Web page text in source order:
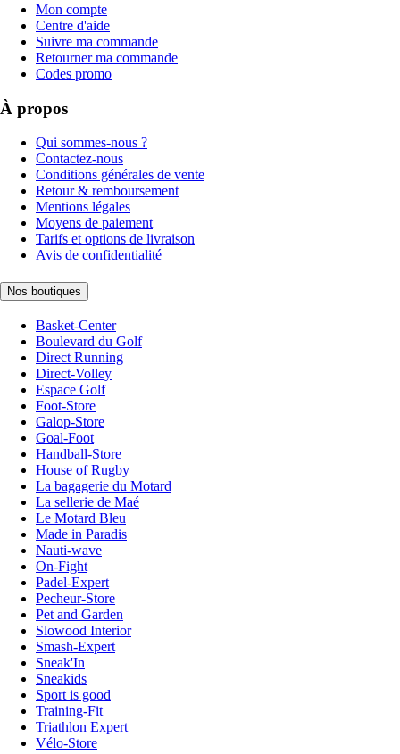
Mon compte
Centre d'aide
Suivre ma commande
Retourner ma commande
Codes promo
À propos
Qui sommes-nous ?
Contactez-nous
Conditions générales de vente
Retour & remboursement
Mentions légales
Moyens de paiement
Tarifs et options de livraison
Avis de confidentialité
Nos boutiques
Basket-Center
Boulevard du Golf
Direct Running
Direct-Volley
Espace Golf
Foot-Store
Galop-Store
Goal-Foot
Handball-Store
House of Rugby
La bagagerie du Motard
La sellerie de Maé
Le Motard Bleu
Made in Paradis
Nauti-wave
On-Fight
Padel-Expert
Pecheur-Store
Pet and Garden
Slowood Interior
Smash-Expert
Sneak'In
Sneakids
Sport is good
Training-Fit
Triathlon Expert
Vélo-Store